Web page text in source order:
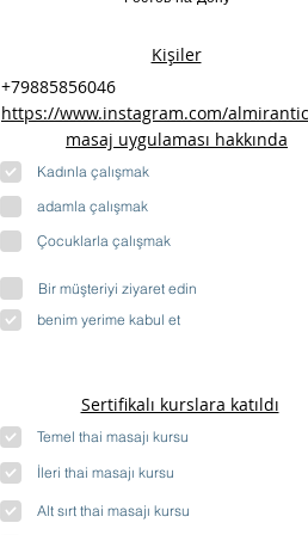
Kişiler
+79885856046
https://www.instagram.com/
masaj uygulaması hakkında
Kadınla çalışmak
adamla çalışmak
Çocuklarla çalışmak
Bir müşteriyi ziyaret edin
benim yerime kabul et
Sertifikalı kurslara katıldı
Temel thai masajı kursu
İleri thai masajı kursu
Alt sırt thai masajı kursu